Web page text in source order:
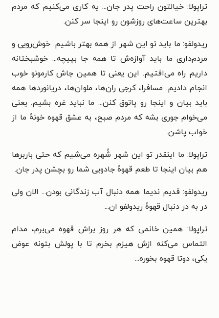
تراپولا: خیالتون راحت پدر جان... یه کاری می‌کنیم که مردم
بهترین ساعت‌های روزشون رو اینجا سر کنن.
ریدولفو: ما باید تو این شهر از همه بهتر باشیم. خوش‌رویی و
مردم‌داری ما باید آوازه‌ش تا همه جا بپیچه... خوشبختانه
داریم راه می‌افتیم. این یعنی تا همین جاش کارمونو خوب
انجام دادیم. مسافرا، کرجی ران‌ها، ملوان‌ها، دریانوردها همه
باید بیان و اینجا رو پاتوق کنن... ما نباید غره بشیم. یعنی
می‌خوام جوری بشه که مردم صبح، به عشق قهوه خونهٔ ما از
خواب پاشن.
تراپولا: ما اینقدر تو این شهر شُهره می‌شیم که حتی باربرها
هم بیان اینجا تا طعم قهوهٔ جادویی شما رو بچشن پدر جان.
ریدولفو: قدیم ندیما همه دنبال آب زندگانی بودن... الان ولی
در به در دنبال قهوهٔ ریدولفو ان...
تراپولا: همین خانمی که هر روز براش قهوه می‌برم، مدام
التماس می‌کنه ازش هیزم بخرم تا با پولش بتونه عوض
یکی، دوتا قهوه بخوره...